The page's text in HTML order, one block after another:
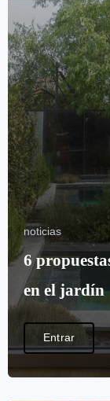
noticias
6
en el jardín
Entrar